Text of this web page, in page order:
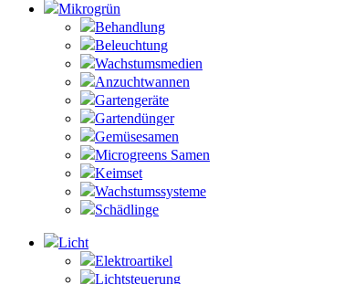
Mikrogrün
Behandlung
Beleuchtung
Wachstumsmedien
Anzuchtwannen
Gartengeräte
Gartendünger
Gemüsesamen
Microgreens Samen
Keimset
Wachstumssysteme
Schädlinge
Licht
Elektroartikel
Lichtsteuerung